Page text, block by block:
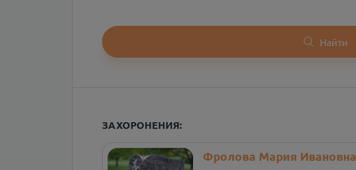
Найти
ЗАХОРОНЕНИЯ:
Фролова Мария Ивановна